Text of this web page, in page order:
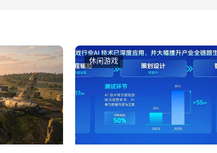
休闲游戏